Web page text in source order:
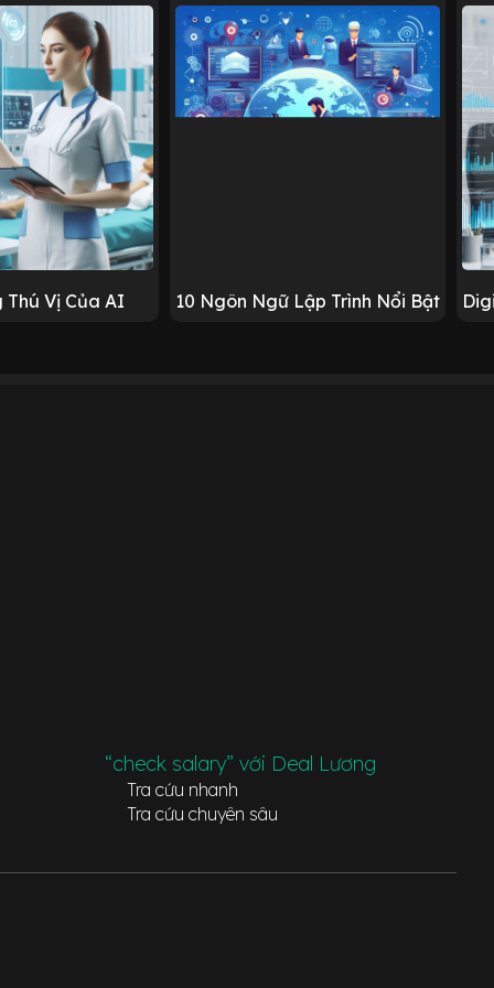
Thú Vị Của AI 10 Ngôn Ngữ Lập Trình Nổi Bật
“check salary” với Deal Lương
Tra cứu nhanh
Tra cứu chuyên sâu